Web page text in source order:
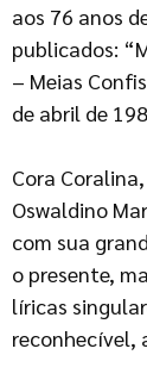
aos 76 anos
publicados:
– Meias
de abril de
Cora
Oswaldino
com sua
o presente,
líricas
reconhecível,